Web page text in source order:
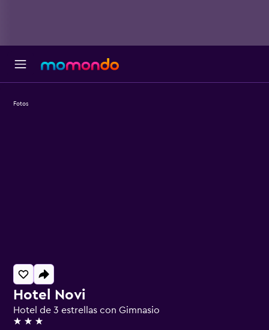
Hotel Novi
Hotel de 3 estrellas con Gimnasio
3 estrellas
Fotos